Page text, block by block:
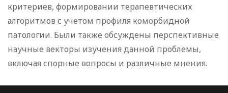
критериев, формировании терапевтических
алгоритмов с учетом профиля коморбидной
патологии. Были также обсуждены перспективные
научные векторы изучения данной проблемы,
включая спорные вопросы и различные мнения.